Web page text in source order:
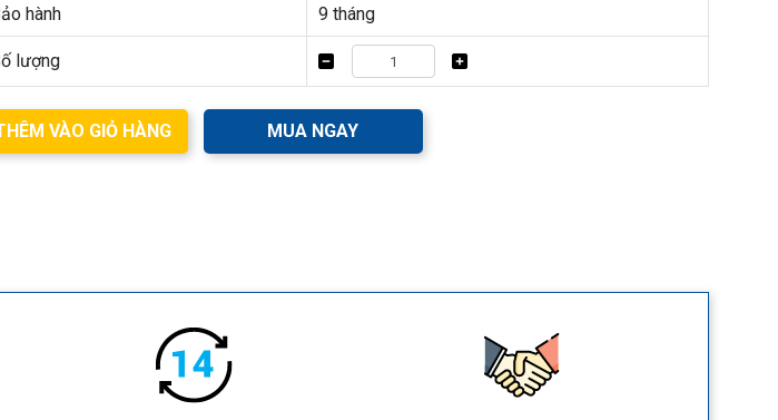
hành 9 tháng
lượng
VÀO GIỎ HÀNG MUA NGAY